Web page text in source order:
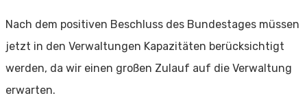
Nach dem positiven Beschluss des Bundestages müssen
jetzt in den Verwaltungen Kapazitäten berücksichtigt
werden, da wir einen großen Zulauf auf die Verwaltung
erwarten.